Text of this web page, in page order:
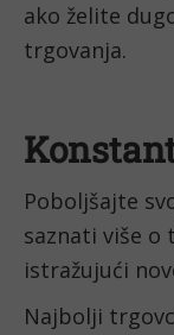
ako želite
trgovanja.
Poboljšajte
saznati više
istražujući
Najbolji